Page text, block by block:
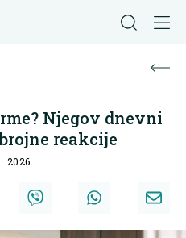
Njegov dnevni
reakcije
2026.